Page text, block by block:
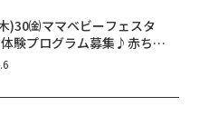
)30㈮ママベビーフェスタ
験プログラム募集♪赤ちゃ
ベントに出演しませんか？